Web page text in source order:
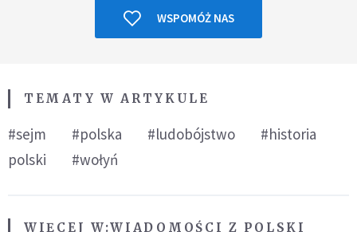
WSPOMÓŻ NAS
TEMATY W ARTYKULE
#sejm #polska #ludobójstwo
#historia
polski
#wołyń
WIĘCEJ W:WIADOMOŚCI Z POLSKI